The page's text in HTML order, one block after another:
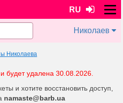
RU
Николаев
Николаева
будет удалена 30.08.2026.
и хотите восстановить доступ,
namaste@barb.ua